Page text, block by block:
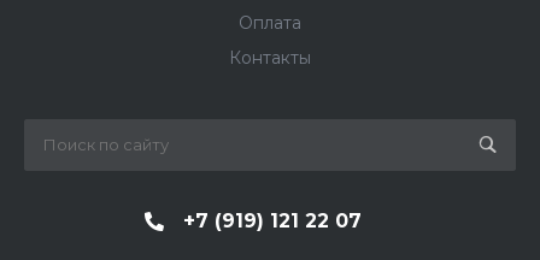
Оплата
Контакты
+7 (919) 121 22 07